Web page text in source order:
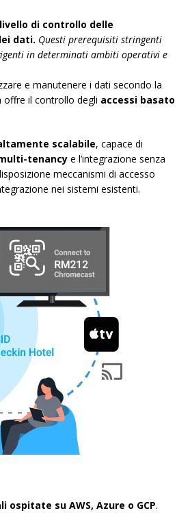
di controllo delle
dati. Questi prerequisiti stringenti
in determinati ambiti operativi e
e manutenere i dati secondo la
offre il controllo degli accessi basato
scalabile, capace di
tenancy e l’integrazione senza
meccanismi di accesso
nei sistemi esistenti.
ospitate su AWS, Azure o GCP.